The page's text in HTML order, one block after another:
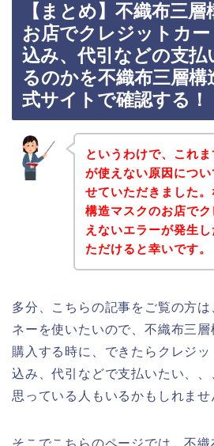
【まとめ】不織布三
お店でクレジットカー
込み、代引などの支払
るのかを不織布三層
式サイトで確認する！
というわけで、これ
が使えない原因につ
せていただきました
構造マスクのお店で
えないエラーが発生
ただけると幸いです。
多分、こちらの記事をご覧の方
ネーを使いたいので、不織布三
購入する時に、できたらクレジッ
込み、代引などで支払いたい、
思っている人もいるかもしれませ
そこでこちらのページでは、不